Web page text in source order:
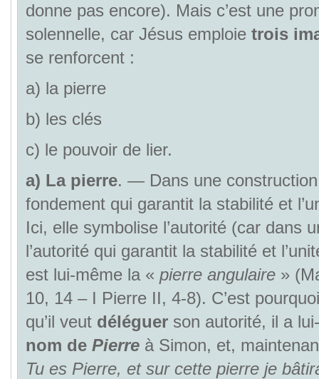
donne pas encore). Mais c’est une
solennelle, car Jésus emploie trois
se renforcent :
a) la pierre
b) les clés
c) le pouvoir de lier.
a) La pierre. — Dans une
fondement qui garantit la stabilité et
Ici, elle symbolise l’autorité (car dans
l’autorité qui garantit la stabilité et
est lui-même la « pierre angulaire»
10, 14 – I Pierre II, 4-8). C’est
qu’il veutdéléguerson autorité, il a
nom de Pierreà Simon, et,
Tu es Pierre, et sur cette pierre je